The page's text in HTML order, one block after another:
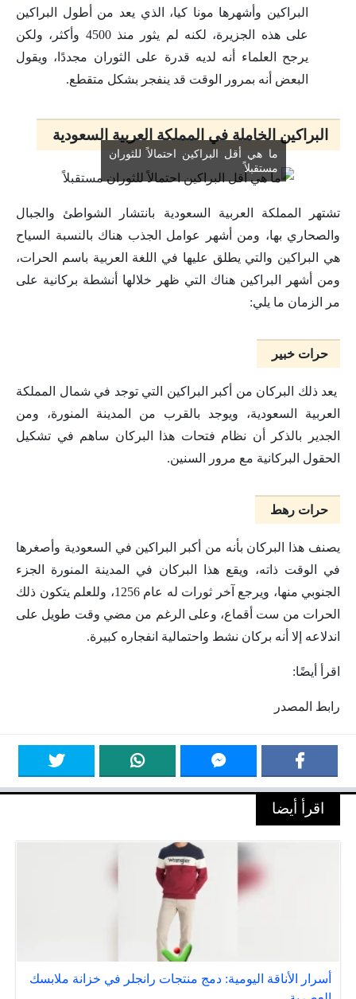
البراكين وأشهرها مونا كيا، الذي يعد من أطول البراكين
على هذه الجزيرة، لكنه لم يثور منذ 4500 وأكثر، ولكن
يرجح العلماء أنه لديه قدرة على الثوران مجددًا، ويقول
البعض أنه بمرور الوقت قد ينفجر بشكل متقطع.
البراكين الخاملة في المملكة العربية السعودية
ما هي أقل البراكين احتمالاً للثوران
مستقبلاً
تشتهر المملكة العربية السعودية بانتشار الشواطئ والجبال
والصحاري بها، ومن أشهر عوامل الجذب هناك بالنسبة السياح
هي البراكين والتي يطلق عليها في اللغة العربية باسم الحرات،
ومن أشهر البراكين هناك التي ظهر خلالها أنشطة بركانية على
مر الزمان ما يلي:
حرات خبير
يعد ذلك البركان من أكبر البراكين التي توجد في شمال المملكة
العربية السعودية، ويوجد بالقرب من المدينة المنورة، ومن
الجدير بالذكر أن نظام فتحات هذا البركان ساهم في تشكيل
الحقول البركانية مع مرور السنين.
حرات رهط
يصنف هذا البركان بأنه من أكبر البراكين في السعودية وأصغرها
في الوقت ذاته، ويقع هذا البركان في المدينة المنورة الجزء
الجنوبي منها، ويرجع آخر ثورات له عام 1256، وللعلم يتكون ذلك
الحرات من ست أقماع، وعلى الرغم من مضي وقت طويل على
اندلاعه إلا أنه بركان نشط واحتمالية انفجاره كبيرة.
اقرأ أيضًا:
رابط المصدر
اقرأ أيضا
أسرار الأناقة اليومية: دمج منتجات رانجلر في خزانة ملابسك